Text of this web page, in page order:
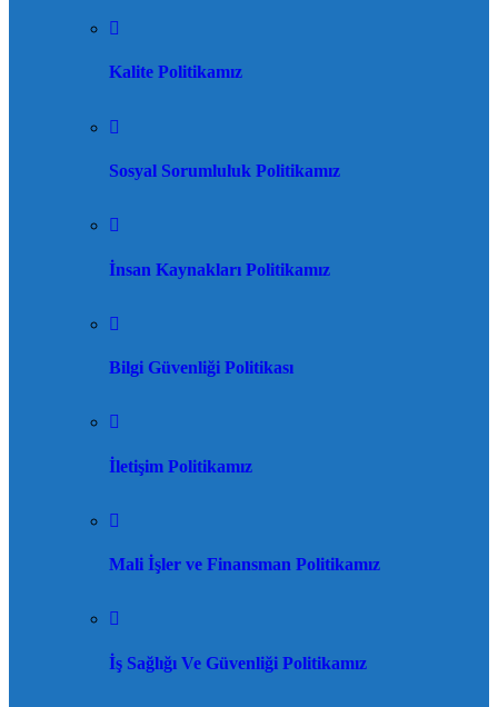
Kalite Politikamız
Sosyal Sorumluluk Politikamız
İnsan Kaynakları Politikamız
Bilgi Güvenliği Politikası
İletişim Politikamız
Mali İşler ve Finansman Politikamız
İş Sağlığı Ve Güvenliği Politikamız